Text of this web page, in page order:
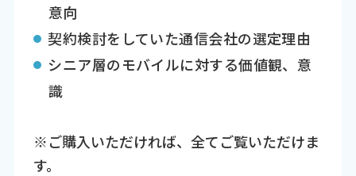
意向
契約検討をしていた通信会社の選定理由
シニア層のモバイルに対する価値観、意
識
※ご購入いただければ、全てご覧いただけま
す。